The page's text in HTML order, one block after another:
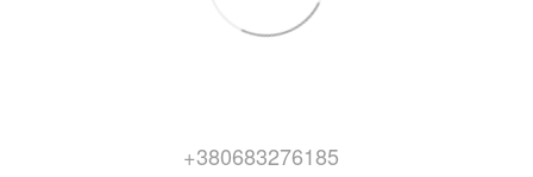
+380683276185